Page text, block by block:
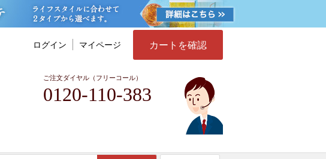
ログイン マイページ カートを確認
ご注文ダイヤル（フリーコール）
0120-110-383